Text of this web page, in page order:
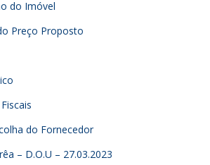
do Imóvel
Preço Proposto
do Fornecedor
– D.O.U – 27.03.2023